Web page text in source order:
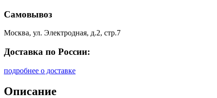
Самовывоз
Москва, ул. Электродная, д.2, стр.7
Доставка по России:
подробнее о доставке
Описание